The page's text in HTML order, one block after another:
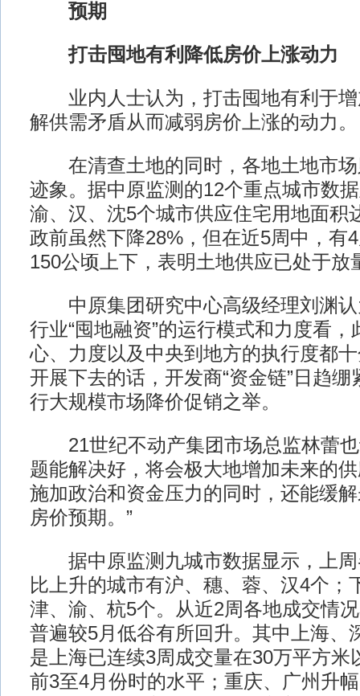
预期
打击囤地有利降低房价上涨动力
业内人士认为，打击囤地有利于增
解供需矛盾从而减弱房价上涨的动力。
在清查土地的同时，各地土地市场
迹象。据中原监测的12个重点城市数
渝、汉、沈5个城市供应住宅用地面积
政前虽然下降28%，但在近5周中，有
150公顷上下，表明土地供应已处于放
中原集团研究中心高级经理刘渊认
行业“囤地融资”的运行模式和力度看
心、力度以及中央到地方的执行度都
开展下去的话，开发商“资金链”日趋
行大规模市场降价促销之举。
21世纪不动产集团市场总监林蕾也
题能解决好，将会极大地增加未来的
施加政治和资金压力的同时，还能缓
房价预期。”
据中原监测九城市数据显示，上周
比上升的城市有沪、穗、蓉、汉4个；
津、渝、杭5个。从近2周各地成交情
普遍较5月低谷有所回升。其中上海、
是上海已连续3周成交量在30万平方米
前3至4月份时的水平；重庆、广州升